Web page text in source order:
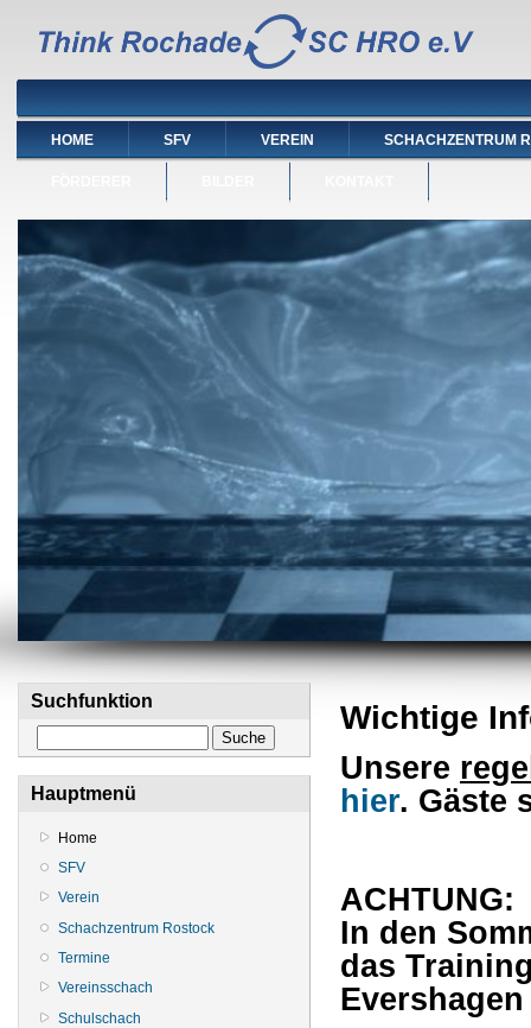
HOME SFV VEREIN SCHACHZENTRUM
Suchfunktion
Hauptmenü
Home
SFV
Verein
Schachzentrum Rostock
Termine
Vereinsschach
Schulschach
Wichtige
Unsere
hier. Gäste
ACHTUNG:
In den
das
Evershagen